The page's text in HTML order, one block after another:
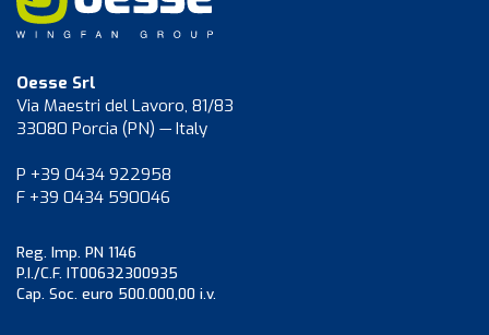
Oesse Srl
Via Maestri del Lavoro, 81/83
33080 Porcia (PN) — Italy
P +39 0434 922958
F +39 0434 590046
Reg. Imp. PN 1146
P.I./C.F. IT00632300935
Cap. Soc. euro 500.000,00 i.v.